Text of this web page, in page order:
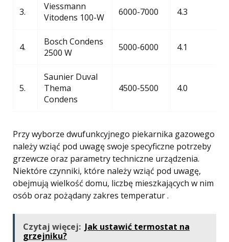
3.
Viessmann
Vitodens 100-W
6000-7000 4.3
4.
Bosch Condens
2500 W
5000-6000 4.1
5.
Saunier Duval
Thema
Condens
4500-5500 4.0
Przy wyborze dwufunkcyjnego piekarnika gazowego
należy wziąć pod uwagę swoje specyficzne potrzeby
grzewcze oraz parametry techniczne urządzenia.
Niektóre czynniki, które należy wziąć pod uwagę,
obejmują wielkość domu, liczbę mieszkających w nim
osób oraz pożądany zakres temperatur .
Czytaj więcej: Jak ustawić termostat na
grzejniku?